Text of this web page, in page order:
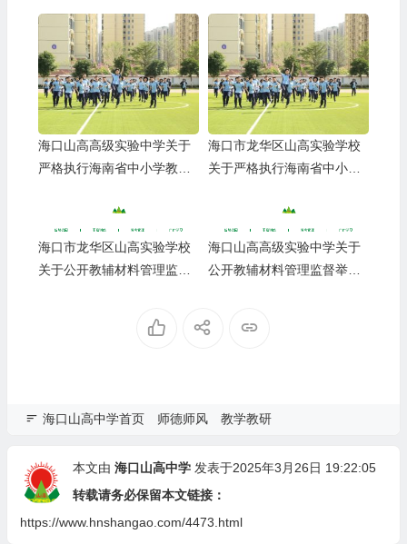
海口山高高级实验中学关于
严格执行海南省中小学教辅
海口市龙华区山高实验学校
关于严格执行海南省中小学
海口市龙华区山高实验学校
关于公开教辅材料管理监督
海口山高高级实验中学关于
公开教辅材料管理监督举报
海口山高中学首页 师德师风 教学教研
本文由 海口山高中学 发表于2025年3月26日 19:22:05
转载请务必保留本文链接：
https://www.hnshangao.com/4473.html